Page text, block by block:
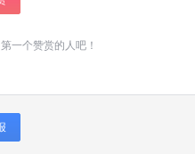
一个赞赏的人吧！